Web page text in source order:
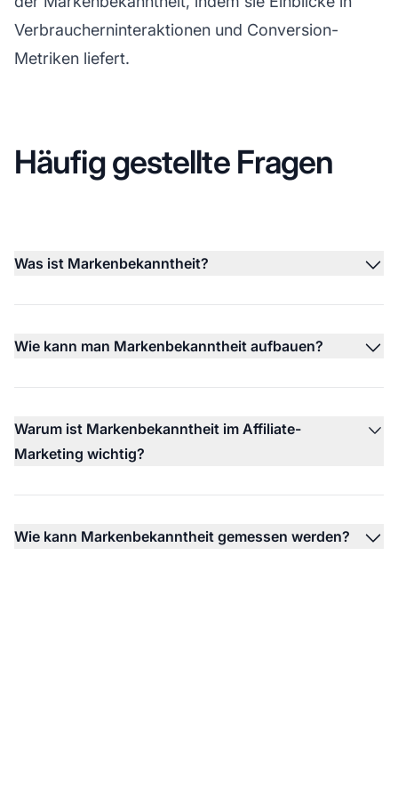
Verbraucherninteraktionen und Conversion-
Metriken liefert.
Häufig gestellte Fragen
Was ist Markenbekanntheit?
Wie kann man Markenbekanntheit aufbauen?
Warum ist Markenbekanntheit im Affiliate-
Marketing wichtig?
Wie kann Markenbekanntheit gemessen werden?